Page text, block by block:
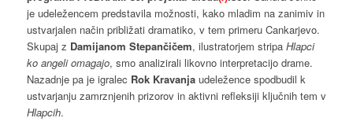
je udeležencem predstavila možnosti, kako mladim na zanimiv in
ustvarjalen način približati dramatiko, v tem primeru Cankarjevo.
Skupaj z Damijanom Stepančičem, ilustratorjem stripa Hlapci
ko angeli omagajo, smo analizirali likovno interpretacijo drame.
Nazadnje pa je igralec Rok Kravanjaudeležence spodbudil k
ustvarjanju zamrznjenih prizorov in aktivni refleksiji ključnih tem v
Hlapcih.